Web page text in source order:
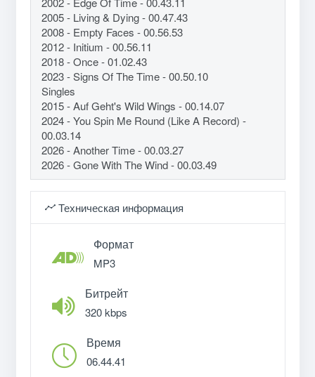
2005 - Living & Dying - 00.47.43
2008 - Empty Faces - 00.56.53
2012 - Initium - 00.56.11
2018 - Once - 01.02.43
2023 - Signs Of The Time - 00.50.10
Singles
2015 - Auf Geht's Wild Wings - 00.14.07
2024 - You Spin Me Round (Like A Record) -
00.03.14
2026 - Another Time - 00.03.27
2026 - Gone With The Wind - 00.03.49
Техническая информация
Формат
MP3
Битрейт
320 kbps
Время
06.44.41